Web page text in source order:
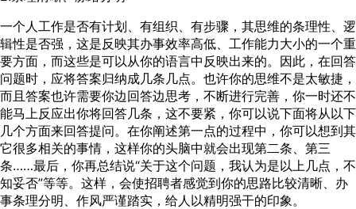
一个人工作是否有计划、有组织、有步骤，其思维的条理性、逻
辑性是否强，这是反映其办事效率高低、工作能力大小的一个重
要方面，而这些是可以从你的语言中反映出来的。因此，在回答
问题时，应将答案归纳成几条几点。也许你的思维不是太敏捷，
而且答案也许需要你边回答边思考，不断进行完善，你一时还不
能马上反应出你将回答几条，这不要紧，你可以说下面将从以下
几个方面来回答提问。在你阐述第一点的过程中，你可以想到其
它很多相关的事情，这样你的头脑中就会出现第二条、第三
条……最后，你再总结说“关于这个问题，我认为是以上几点，不
知妥否”等等。这样，会使招聘者感觉到你的思路比较清晰、办
事条理分明、作风严谨踏实，给人以精明强干的印象。